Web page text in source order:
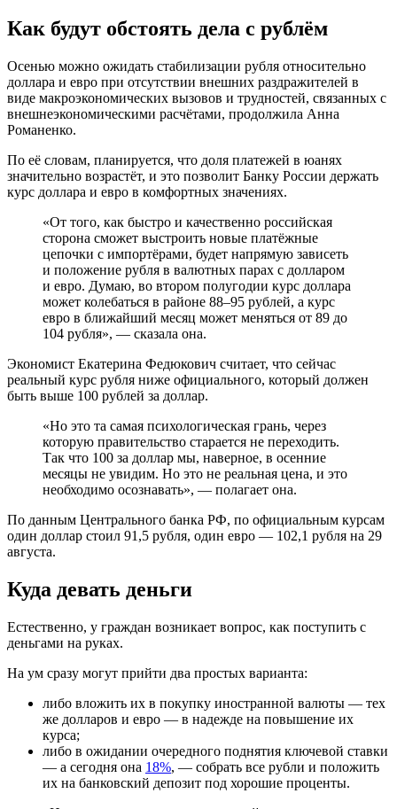
Как будут обстоять дела с рублём
Осенью можно ожидать стабилизации рубля относительно
доллара и евро при отсутствии внешних раздражителей в
виде макроэкономических вызовов и трудностей, связанных с
внешнеэкономическими расчётами, продолжила Анна
Романенко.
По её словам, планируется, что доля платежей в юанях
значительно возрастёт, и это позволит Банку России держать
курс доллара и евро в комфортных значениях.
«От того, как быстро и качественно российская
сторона сможет выстроить новые платёжные
цепочки с импортёрами, будет напрямую зависеть
и положение рубля в валютных парах с долларом
и евро. Думаю, во втором полугодии курс доллара
может колебаться в районе 88–95 рублей, а курс
евро в ближайший месяц может меняться от 89 до
104 рубля», — сказала она.
Экономист Екатерина Федюкович считает, что сейчас
реальный курс рубля ниже официального, который должен
быть выше 100 рублей за доллар.
«Но это та самая психологическая грань, через
которую правительство старается не переходить.
Так что 100 за доллар мы, наверное, в осенние
месяцы не увидим. Но это не реальная цена, и это
необходимо осознавать», — полагает она.
По данным Центрального банка РФ, по официальным курсам
один доллар стоил 91,5 рубля, один евро — 102,1 рубля на 29
августа.
Куда девать деньги
Естественно, у граждан возникает вопрос, как поступить с
деньгами на руках.
На ум сразу могут прийти два простых варианта:
либо вложить их в покупку иностранной валюты — тех
же долларов и евро — в надежде на повышение их
курса;
либо в ожидании очередного поднятия ключевой ставки
— а сегодня она 18%, — собрать все рубли и положить
их на банковский депозит под хорошие проценты.